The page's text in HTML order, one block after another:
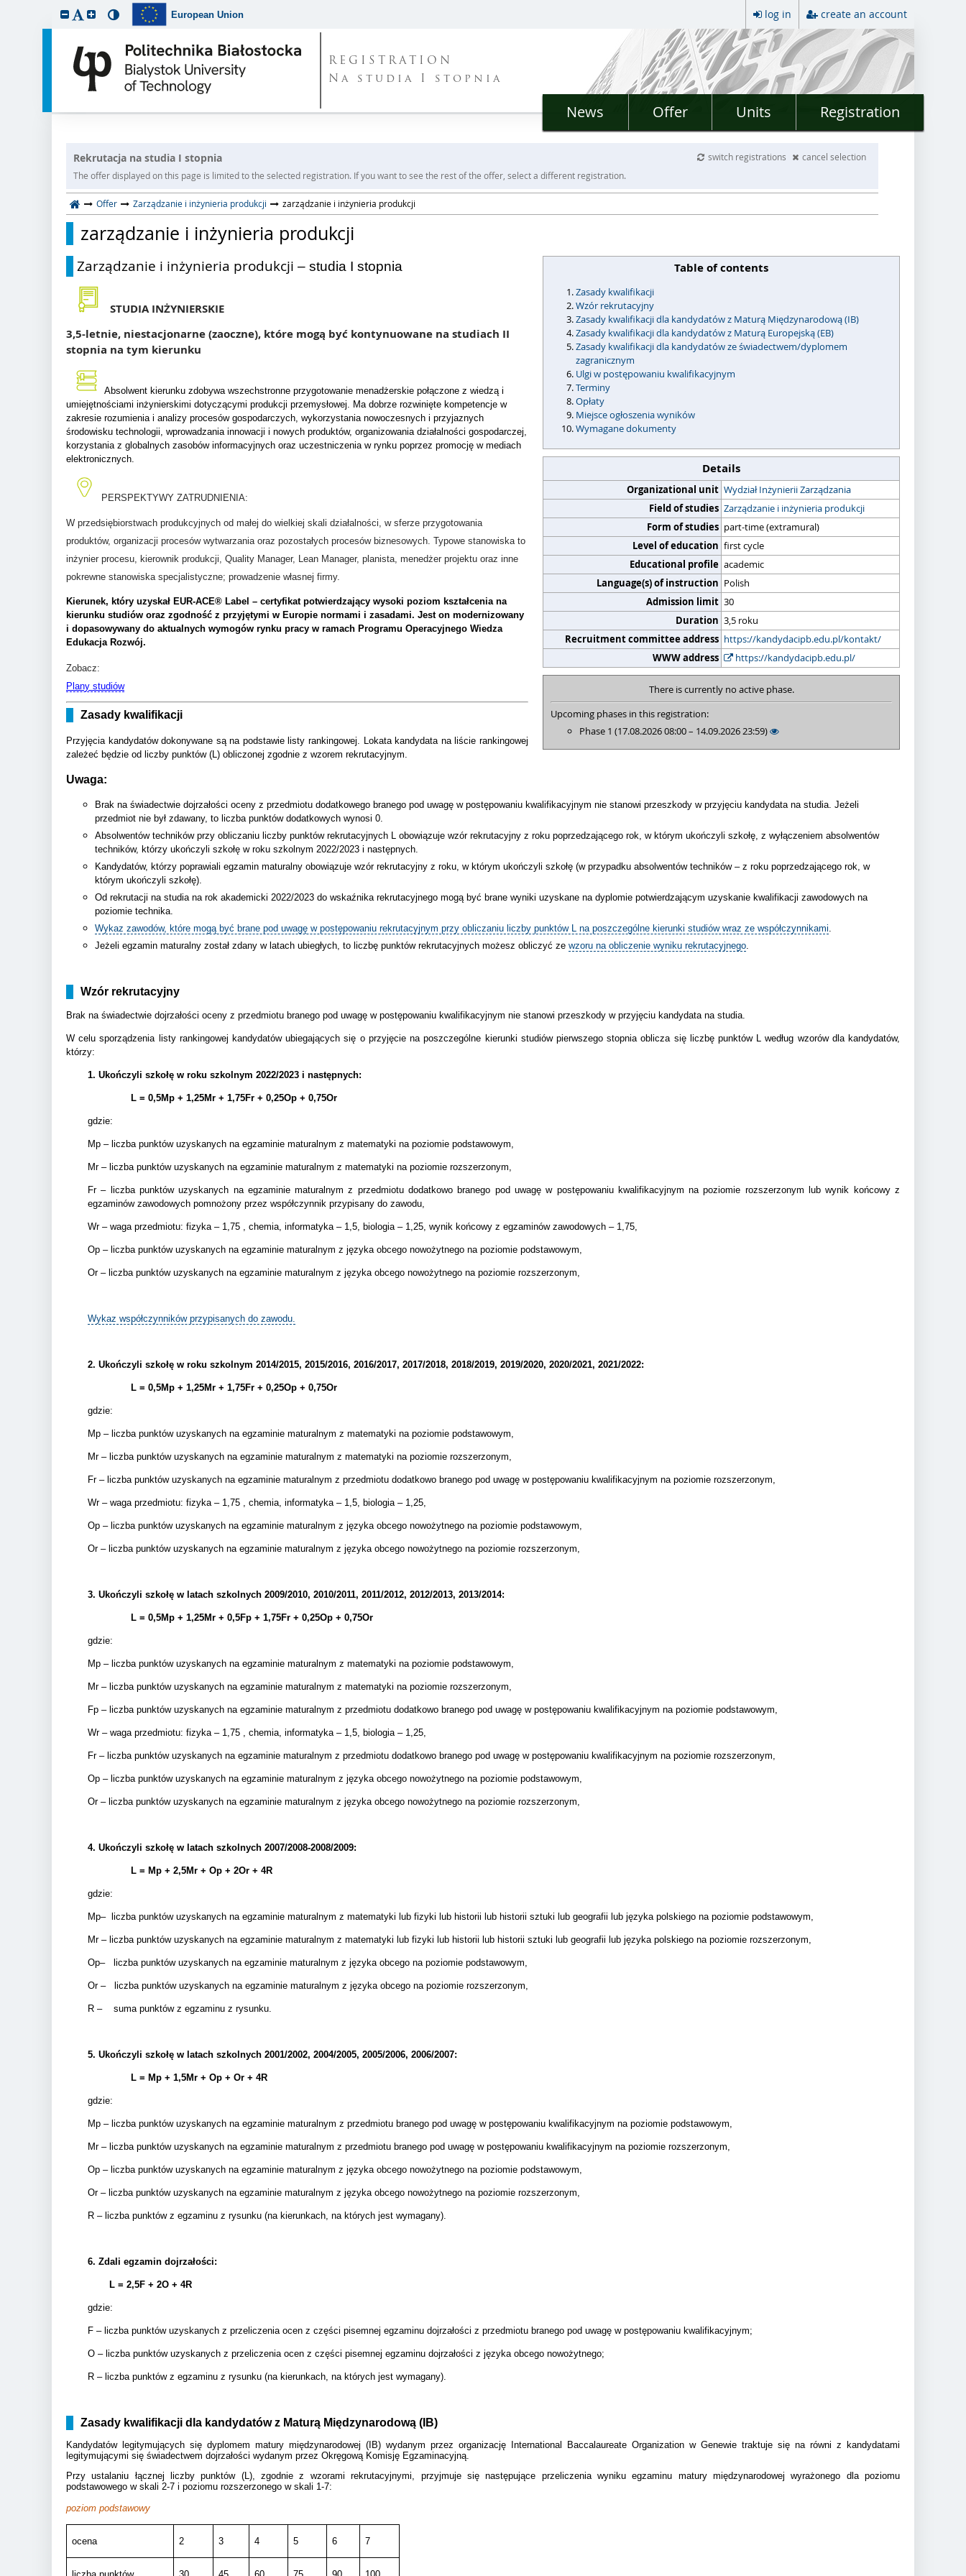
European Union log in create an account
REGISTRATION
Na studia I stopnia
News Offer Units Registration
Rekrutacja na studia I stopnia switch registrations
cancel selection
The offer displayed on this page is limited to the selected registration. If you want to see the rest of the offer, select a different registration.
Offer Zarządzanie i inżynieria produkcji zarządzanie i inżynieria produkcji
zarządzanie i inżynieria produkcji
Table of contents
Zasady kwalifikacji
Wzór rekrutacyjny
Zasady kwalifikacji dla kandydatów z Maturą Międzynarodową (IB)
Zasady kwalifikacji dla kandydatów z Maturą Europejską (EB)
Zasady kwalifikacji dla kandydatów ze świadectwem/dyplomem
zagranicznym
Ulgi w postępowaniu kwalifikacyjnym
Terminy
Opłaty
Miejsce ogłoszenia wyników
Wymagane dokumenty
Details
Organizational unit Wydział Inżynierii Zarządzania
Field of studies Zarządzanie i inżynieria produkcji
Form of studies part-time (extramural)
Level of education first cycle
Educational profile academic
Language(s) of instruction Polish
Admission limit 30
Duration 3,5 roku
Recruitment committee address https://kandydacipb.edu.pl/kontakt/
WWW address
https://kandydacipb.edu.pl/
There is currently no active phase.
Upcoming phases in this registration:
Phase 1 (17.08.2026 08:00 – 14.09.2026 23:59)
Zarządzanie i inżynieria produkcji – studia I stopnia
STUDIA INŻYNIERSKIE
3,5-letnie, niestacjonarne (zaoczne), które mogą być kontynuowane na studiach II
stopnia na tym kierunku
Absolwent kierunku zdobywa wszechstronne przygotowanie menadżerskie połączone z wiedzą i
umiejętnościami inżynierskimi dotyczącymi produkcji przemysłowej. Ma dobrze rozwinięte kompetencje w
zakresie rozumienia i analizy procesów gospodarczych, wykorzystania nowoczesnych i przyjaznych
środowisku technologii, wprowadzania innowacji i nowych produktów, organizowania działalności gospodarczej,
korzystania z globalnych zasobów informacyjnych oraz uczestniczenia w rynku poprzez promocję w mediach
elektronicznych.
PERSPEKTYWY ZATRUDNIENIA:
W przedsiębiorstwach produkcyjnych od małej do wielkiej skali działalności, w sferze przygotowania
produktów, organizacji procesów wytwarzania oraz pozostałych procesów biznesowych. Typowe stanowiska to
inżynier procesu, kierownik produkcji, Quality Manager, Lean Manager, planista, menedżer projektu oraz inne
pokrewne stanowiska specjalistyczne; prowadzenie własnej firmy.
Kierunek, który uzyskał EUR-ACE® Label – certyfikat potwierdzający wysoki poziom kształcenia na
kierunku studiów oraz zgodność z przyjętymi w Europie normami i zasadami. Jest on modernizowany
i dopasowywany do aktualnych wymogów rynku pracy w ramach Programu Operacyjnego Wiedza
Edukacja Rozwój.
Zobacz:
Plany studiów
Zasady kwalifikacji
Przyjęcia kandydatów dokonywane są na podstawie listy rankingowej. Lokata kandydata na liście rankingowej
zależeć będzie od liczby punktów (L) obliczonej zgodnie z wzorem rekrutacyjnym.
Uwaga:
Brak na świadectwie dojrzałości oceny z przedmiotu dodatkowego branego pod uwagę w postępowaniu kwalifikacyjnym nie stanowi przeszkody w przyjęciu kandydata na studia. Jeżeli
przedmiot nie był zdawany, to liczba punktów dodatkowych wynosi 0.
Absolwentów techników przy obliczaniu liczby punktów rekrutacyjnych L obowiązuje wzór rekrutacyjny z roku poprzedzającego rok, w którym ukończyli szkołę, z wyłączeniem absolwentów
techników, którzy ukończyli szkołę w roku szkolnym 2022/2023 i następnych.
Kandydatów, którzy poprawiali egzamin maturalny obowiązuje wzór rekrutacyjny z roku, w którym ukończyli szkołę (w przypadku absolwentów techników – z roku poprzedzającego rok, w
którym ukończyli szkołę).
Od rekrutacji na studia na rok akademicki 2022/2023 do wskaźnika rekrutacyjnego mogą być brane wyniki uzyskane na dyplomie potwierdzającym uzyskanie kwalifikacji zawodowych na
poziomie technika.
Wykaz zawodów, które mogą być brane pod uwagę w postępowaniu rekrutacyjnym przy obliczaniu liczby punktów L na poszczególne kierunki studiów wraz ze współczynnikami
Jeżeli egzamin maturalny został zdany w latach ubiegłych, to liczbę punktów rekrutacyjnych możesz obliczyć ze wzoru na obliczenie wyniku rekrutacyjnego
Wzór rekrutacyjny
Brak na świadectwie dojrzałości oceny z przedmiotu branego pod uwagę w postępowaniu kwalifikacyjnym nie stanowi przeszkody w przyjęciu kandydata na studia.
W celu sporządzenia listy rankingowej kandydatów ubiegających się o przyjęcie na poszczególne kierunki studiów pierwszego stopnia oblicza się liczbę punktów L według wzorów dla kandydatów,
którzy:
1. Ukończyli szkołę w roku szkolnym 2022/2023 i następnych:
L = 0,5Mp + 1,25Mr + 1,75Fr + 0,25Op + 0,75Or
gdzie:
Mp – liczba punktów uzyskanych na egzaminie maturalnym z matematyki na poziomie podstawowym,
Mr – liczba punktów uzyskanych na egzaminie maturalnym z matematyki na poziomie rozszerzonym,
Fr – liczba punktów uzyskanych na egzaminie maturalnym z przedmiotu dodatkowo branego pod uwagę w postępowaniu kwalifikacyjnym na poziomie rozszerzonym lub wynik końcowy z
egzaminów zawodowych pomnożony przez współczynnik przypisany do zawodu,
Wr – waga przedmiotu: fizyka – 1,75 , chemia, informatyka – 1,5, biologia – 1,25, wynik końcowy z egzaminów zawodowych – 1,75,
Op – liczba punktów uzyskanych na egzaminie maturalnym z języka obcego nowożytnego na poziomie podstawowym,
Or – liczba punktów uzyskanych na egzaminie maturalnym z języka obcego nowożytnego na poziomie rozszerzonym,
Wykaz współczynników przypisanych do zawodu.
2. Ukończyli szkołę w roku szkolnym 2014/2015, 2015/2016, 2016/2017, 2017/2018, 2018/2019, 2019/2020, 2020/2021, 2021/2022:
L = 0,5Mp + 1,25Mr + 1,75Fr + 0,25Op + 0,75Or
gdzie:
Mp – liczba punktów uzyskanych na egzaminie maturalnym z matematyki na poziomie podstawowym,
Mr – liczba punktów uzyskanych na egzaminie maturalnym z matematyki na poziomie rozszerzonym,
Fr – liczba punktów uzyskanych na egzaminie maturalnym z przedmiotu dodatkowo branego pod uwagę w postępowaniu kwalifikacyjnym na poziomie rozszerzonym,
Wr – waga przedmiotu: fizyka – 1,75 , chemia, informatyka – 1,5, biologia – 1,25,
Op – liczba punktów uzyskanych na egzaminie maturalnym z języka obcego nowożytnego na poziomie podstawowym,
Or – liczba punktów uzyskanych na egzaminie maturalnym z języka obcego nowożytnego na poziomie rozszerzonym,
3. Ukończyli szkołę w latach szkolnych 2009/2010, 2010/2011, 2011/2012, 2012/2013, 2013/2014:
L = 0,5Mp + 1,25Mr + 0,5Fp + 1,75Fr + 0,25Op + 0,75Or
gdzie:
Mp – liczba punktów uzyskanych na egzaminie maturalnym z matematyki na poziomie podstawowym,
Mr – liczba punktów uzyskanych na egzaminie maturalnym z matematyki na poziomie rozszerzonym,
Fp – liczba punktów uzyskanych na egzaminie maturalnym z przedmiotu dodatkowo branego pod uwagę w postępowaniu kwalifikacyjnym na poziomie podstawowym,
Wr – waga przedmiotu: fizyka – 1,75 , chemia, informatyka – 1,5, biologia – 1,25,
Fr – liczba punktów uzyskanych na egzaminie maturalnym z przedmiotu dodatkowo branego pod uwagę w postępowaniu kwalifikacyjnym na poziomie rozszerzonym,
Op – liczba punktów uzyskanych na egzaminie maturalnym z języka obcego nowożytnego na poziomie podstawowym,
Or – liczba punktów uzyskanych na egzaminie maturalnym z języka obcego nowożytnego na poziomie rozszerzonym,
4. Ukończyli szkołę w latach szkolnych 2007/2008-2008/2009:
L = Mp + 2,5Mr + Op + 2Or + 4R
gdzie:
Mp– liczba punktów uzyskanych na egzaminie maturalnym z matematyki lub fizyki lub historii lub historii sztuki lub geografii lub języka polskiego na poziomie podstawowym,
Mr – liczba punktów uzyskanych na egzaminie maturalnym z matematyki lub fizyki lub historii lub historii sztuki lub geografii lub języka polskiego na poziomie rozszerzonym,
Op– liczba punktów uzyskanych na egzaminie maturalnym z języka obcego na poziomie podstawowym,
Or – liczba punktów uzyskanych na egzaminie maturalnym z języka obcego na poziomie rozszerzonym,
R – suma punktów z egzaminu z rysunku.
5. Ukończyli szkołę w latach szkolnych 2001/2002, 2004/2005, 2005/2006, 2006/2007:
L = Mp + 1,5Mr + Op + Or + 4R
gdzie:
Mp – liczba punktów uzyskanych na egzaminie maturalnym z przedmiotu branego pod uwagę w postępowaniu kwalifikacyjnym na poziomie podstawowym,
Mr – liczba punktów uzyskanych na egzaminie maturalnym z przedmiotu branego pod uwagę w postępowaniu kwalifikacyjnym na poziomie rozszerzonym,
Op – liczba punktów uzyskanych na egzaminie maturalnym z języka obcego nowożytnego na poziomie podstawowym,
Or – liczba punktów uzyskanych na egzaminie maturalnym z języka obcego nowożytnego na poziomie rozszerzonym,
R – liczba punktów z egzaminu z rysunku (na kierunkach, na których jest wymagany).
6. Zdali egzamin dojrzałości:
L = 2,5F + 2O + 4R
gdzie:
F – liczba punktów uzyskanych z przeliczenia ocen z części pisemnej egzaminu dojrzałości z przedmiotu branego pod uwagę w postępowaniu kwalifikacyjnym;
O – liczba punktów uzyskanych z przeliczenia ocen z części pisemnej egzaminu dojrzałości z języka obcego nowożytnego;
R – liczba punktów z egzaminu z rysunku (na kierunkach, na których jest wymagany).
Zasady kwalifikacji dla kandydatów z Maturą Międzynarodową (IB)
Kandydatów legitymujących się dyplomem matury międzynarodowej (IB) wydanym przez organizację International Baccalaureate Organization w Genewie traktuje się na równi z kandydatami
legitymującymi się świadectwem dojrzałości wydanym przez Okręgową Komisję Egzaminacyjną.
Przy ustalaniu łącznej liczby punktów (L), zgodnie z wzorami rekrutacyjnymi, przyjmuje się następujące przeliczenia wyniku egzaminu matury międzynarodowej wyrażonego dla poziomu
podstawowego w skali 2-7 i poziomu rozszerzonego w skali 1-7:
poziom podstawowy
ocena 2 3 4 5 6 7